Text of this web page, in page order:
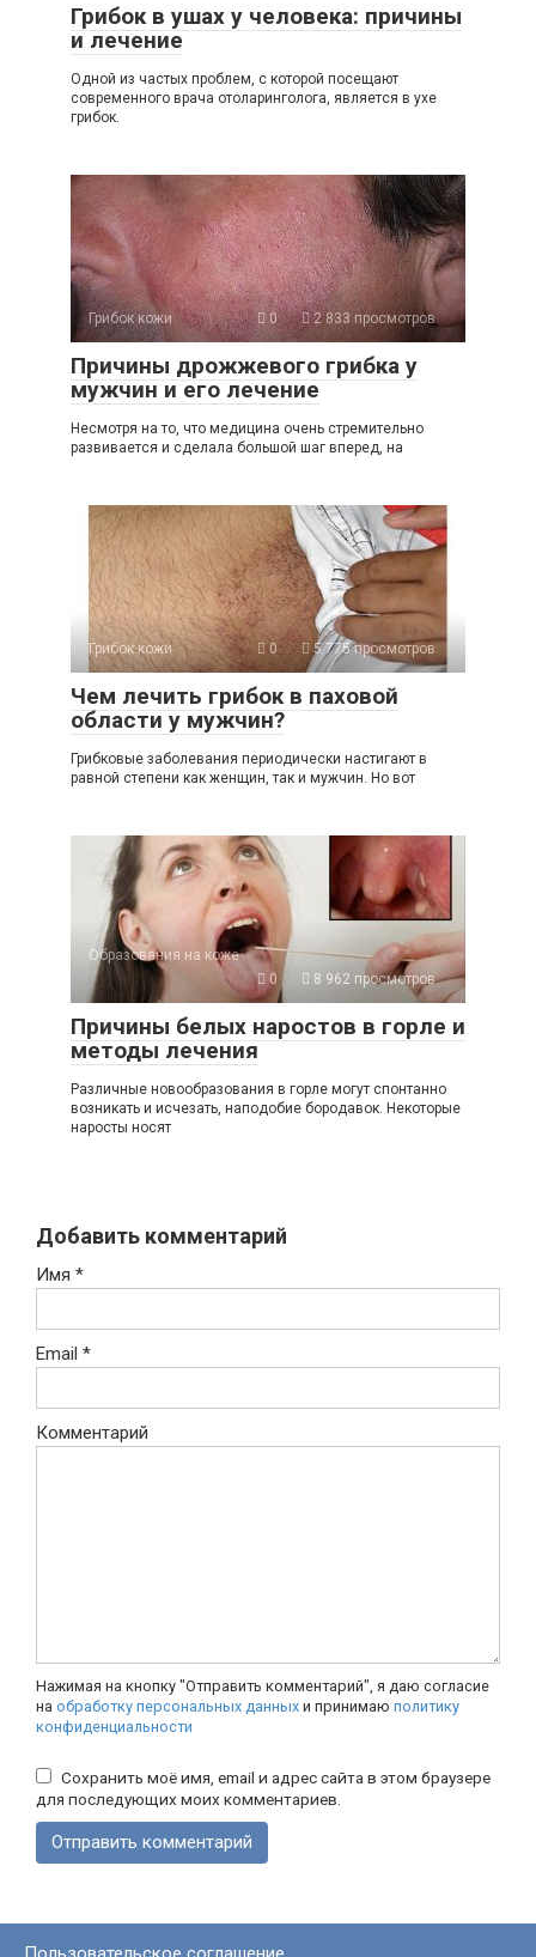
Грибок в ушах у человека: причины
и лечение
Одной из частых проблем, с которой посещают
современного врача отоларинголога, является в ухе
грибок.
Грибок кожи 0 2 833 просмотров
Причины дрожжевого грибка у
мужчин и его лечение
Несмотря на то, что медицина очень стремительно
развивается и сделала большой шаг вперед, на
Грибок кожи 0 5 775 просмотров
Чем лечить грибок в паховой
области у мужчин?
Грибковые заболевания периодически настигают в
равной степени как женщин, так и мужчин. Но вот
Образования на коже
0
8 962 просмотров
Причины белых наростов в горле и
методы лечения
Различные новообразования в горле могут спонтанно
возникать и исчезать, наподобие бородавок. Некоторые
наросты носят
Добавить комментарий
Имя *
Email *
Комментарий
Нажимая на кнопку "Отправить комментарий", я даю согласие
на обработку персональных данных и принимаю политику
конфиденциальности
Сохранить моё имя, email и адрес сайта в этом браузере
для последующих моих комментариев.